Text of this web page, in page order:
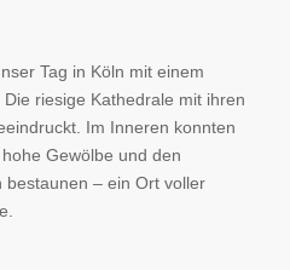
Tag in Köln mit einem
riesige Kathedrale mit ihren
Im Inneren konnten
Gewölbe und den
– ein Ort voller